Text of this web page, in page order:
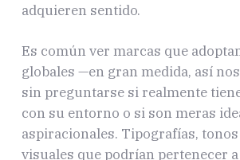
adquieren sentido.
Es común ver marcas que
globales —en gran medida, así
sin preguntarse si realmente
con su entorno o si son meras
aspiracionales. Tipografías, tonos
visuales que podrían pertenecer